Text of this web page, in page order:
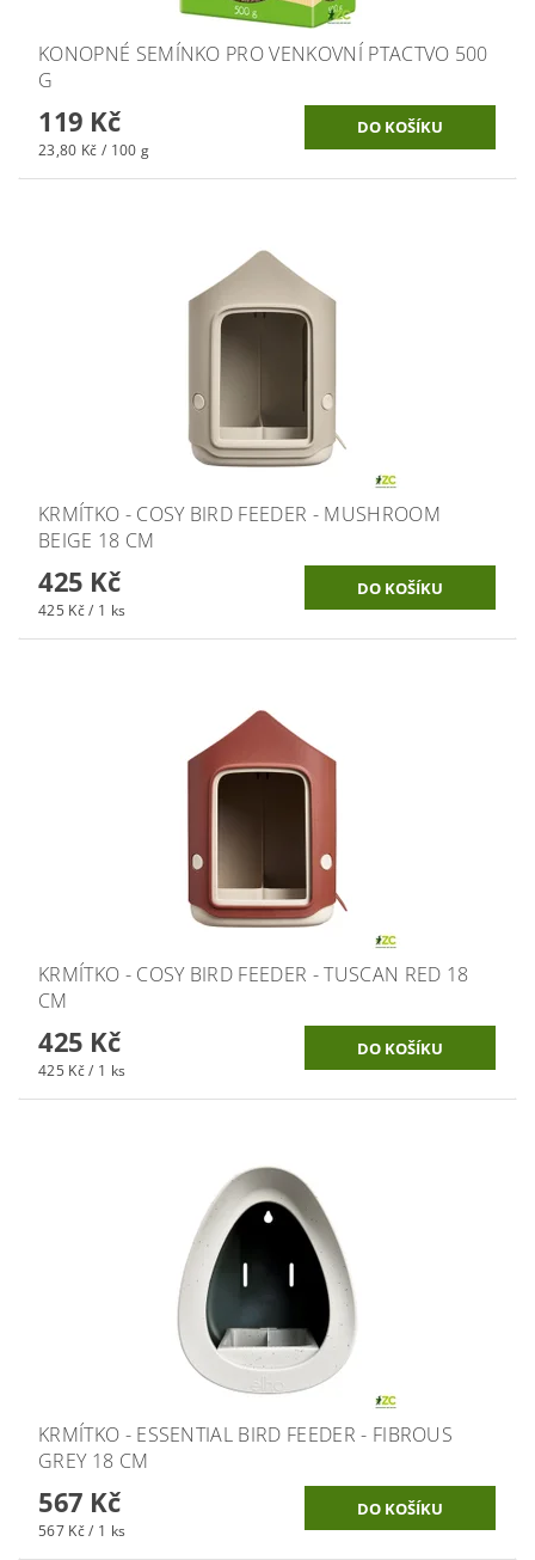
KONOPNÉ SEMÍNKO PRO VENKOVNÍ PTACTVO 500
G
119 Kč
23,80 Kč / 100 g
KRMÍTKO - COSY BIRD FEEDER - MUSHROOM
BEIGE 18 CM
425 Kč
425 Kč / 1 ks
KRMÍTKO - COSY BIRD FEEDER - TUSCAN RED 18
CM
425 Kč
425 Kč / 1 ks
KRMÍTKO - ESSENTIAL BIRD FEEDER - FIBROUS
GREY 18 CM
567 Kč
567 Kč / 1 ks